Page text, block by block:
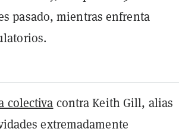
pasado, mientras enfrenta
colectiva contra Keith Gill, alias
extremadamente